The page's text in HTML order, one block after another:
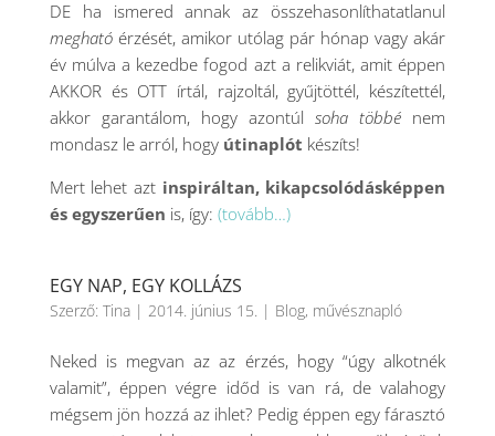
DE ha ismered annak az összehasonlíthatatlanul
meghatóérzését, amikor utólag pár hónap vagy akár
év múlva a kezedbe fogod azt a relikviát, amit éppen
AKKOR és OTT írtál, rajzoltál, gyűjtöttél, készítettél,
akkor garantálom, hogy azontúlsoha többé nem
mondasz le arról, hogy útinaplót készíts!
Mert lehet azt inspiráltan, kikapcsolódásképpen
és egyszerűen is, így: (tovább…)
EGY NAP, EGY KOLLÁZS
Szerző: Tina| 2014. június 15. | Blog, művésznapló
Neked is megvan az az érzés, hogy “úgy alkotnék
valamit”, éppen végre időd is van rá, de valahogy
mégsem jön hozzá az ihlet? Pedig éppen egy fárasztó